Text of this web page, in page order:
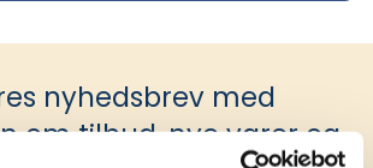
nyhedsbrev med
om tilbud, nye varer og